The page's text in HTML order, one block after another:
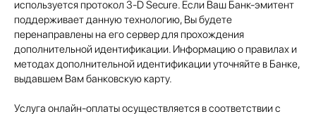
используется протокол 3-D Secure. Если Ваш Банк-эмитент
поддерживает данную технологию, Вы будете
перенаправлены на его сервер для прохождения
дополнительной идентификации. Информацию о правилах и
методах дополнительной идентификации уточняйте в Банке,
выдавшем Вам банковскую карту.
Услуга онлайн-оплаты осуществляется в соответствии с